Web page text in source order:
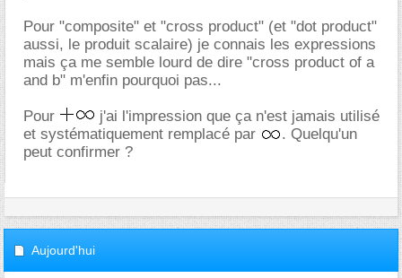
Pour "composite" et "cross product" (et "dot product"
aussi, le produit scalaire) je connais les expressions
mais ça me semble lourd de dire "cross product of a
and b" m'enfin pourquoi pas...
Pour
j'ai l'impression que ça n'est jamais utilisé
et systématiquement remplacé par
. Quelqu'un
peut confirmer ?
Aujourd'hui